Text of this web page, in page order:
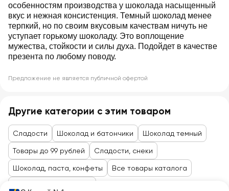
особенностям производства у шоколада насыщенный
вкус и нежная консистенция. Темный шоколад менее
терпкий, но по своим вкусовым качествам ничуть не
уступает горькому шоколаду. Это воплощение
мужества, стойкости и силы духа. Подойдет в качестве
презента по любому поводу.
Предложение не является публичной офертой
Другие категории с этим товаром
Сладости Шоколад и батончики Шоколад темный
Товары до 99 рублей Сладости, снеки
Шоколад, паста, конфеты Все товары каталога